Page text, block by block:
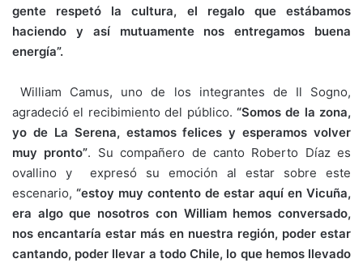
gente respetó la cultura, el regalo que estábamos
haciendo y así mutuamente nos entregamos buena
energía”.
William Camus, uno de los integrantes de Il Sogno,
agradeció el recibimiento del público. “Somos de la zona,
yo de La Serena, estamos felices y esperamos volver
muy pronto”. Su compañero de canto Roberto Díaz es
ovallino y expresó su emoción al estar sobre este
escenario, “estoy muy contento de estar aquí en Vicuña,
era algo que nosotros con William hemos conversado,
nos encantaría estar más en nuestra región, poder estar
cantando, poder llevar a todo Chile, lo que hemos llevado